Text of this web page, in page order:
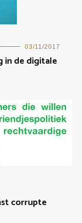
03/11/2017
in de digitale
corrupte